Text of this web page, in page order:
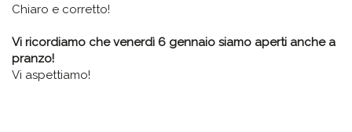
Chiaro e corretto!
Vi ricordiamo che venerdì 6 gennaio siamo aperti anche a
pranzo!
Vi aspettiamo!